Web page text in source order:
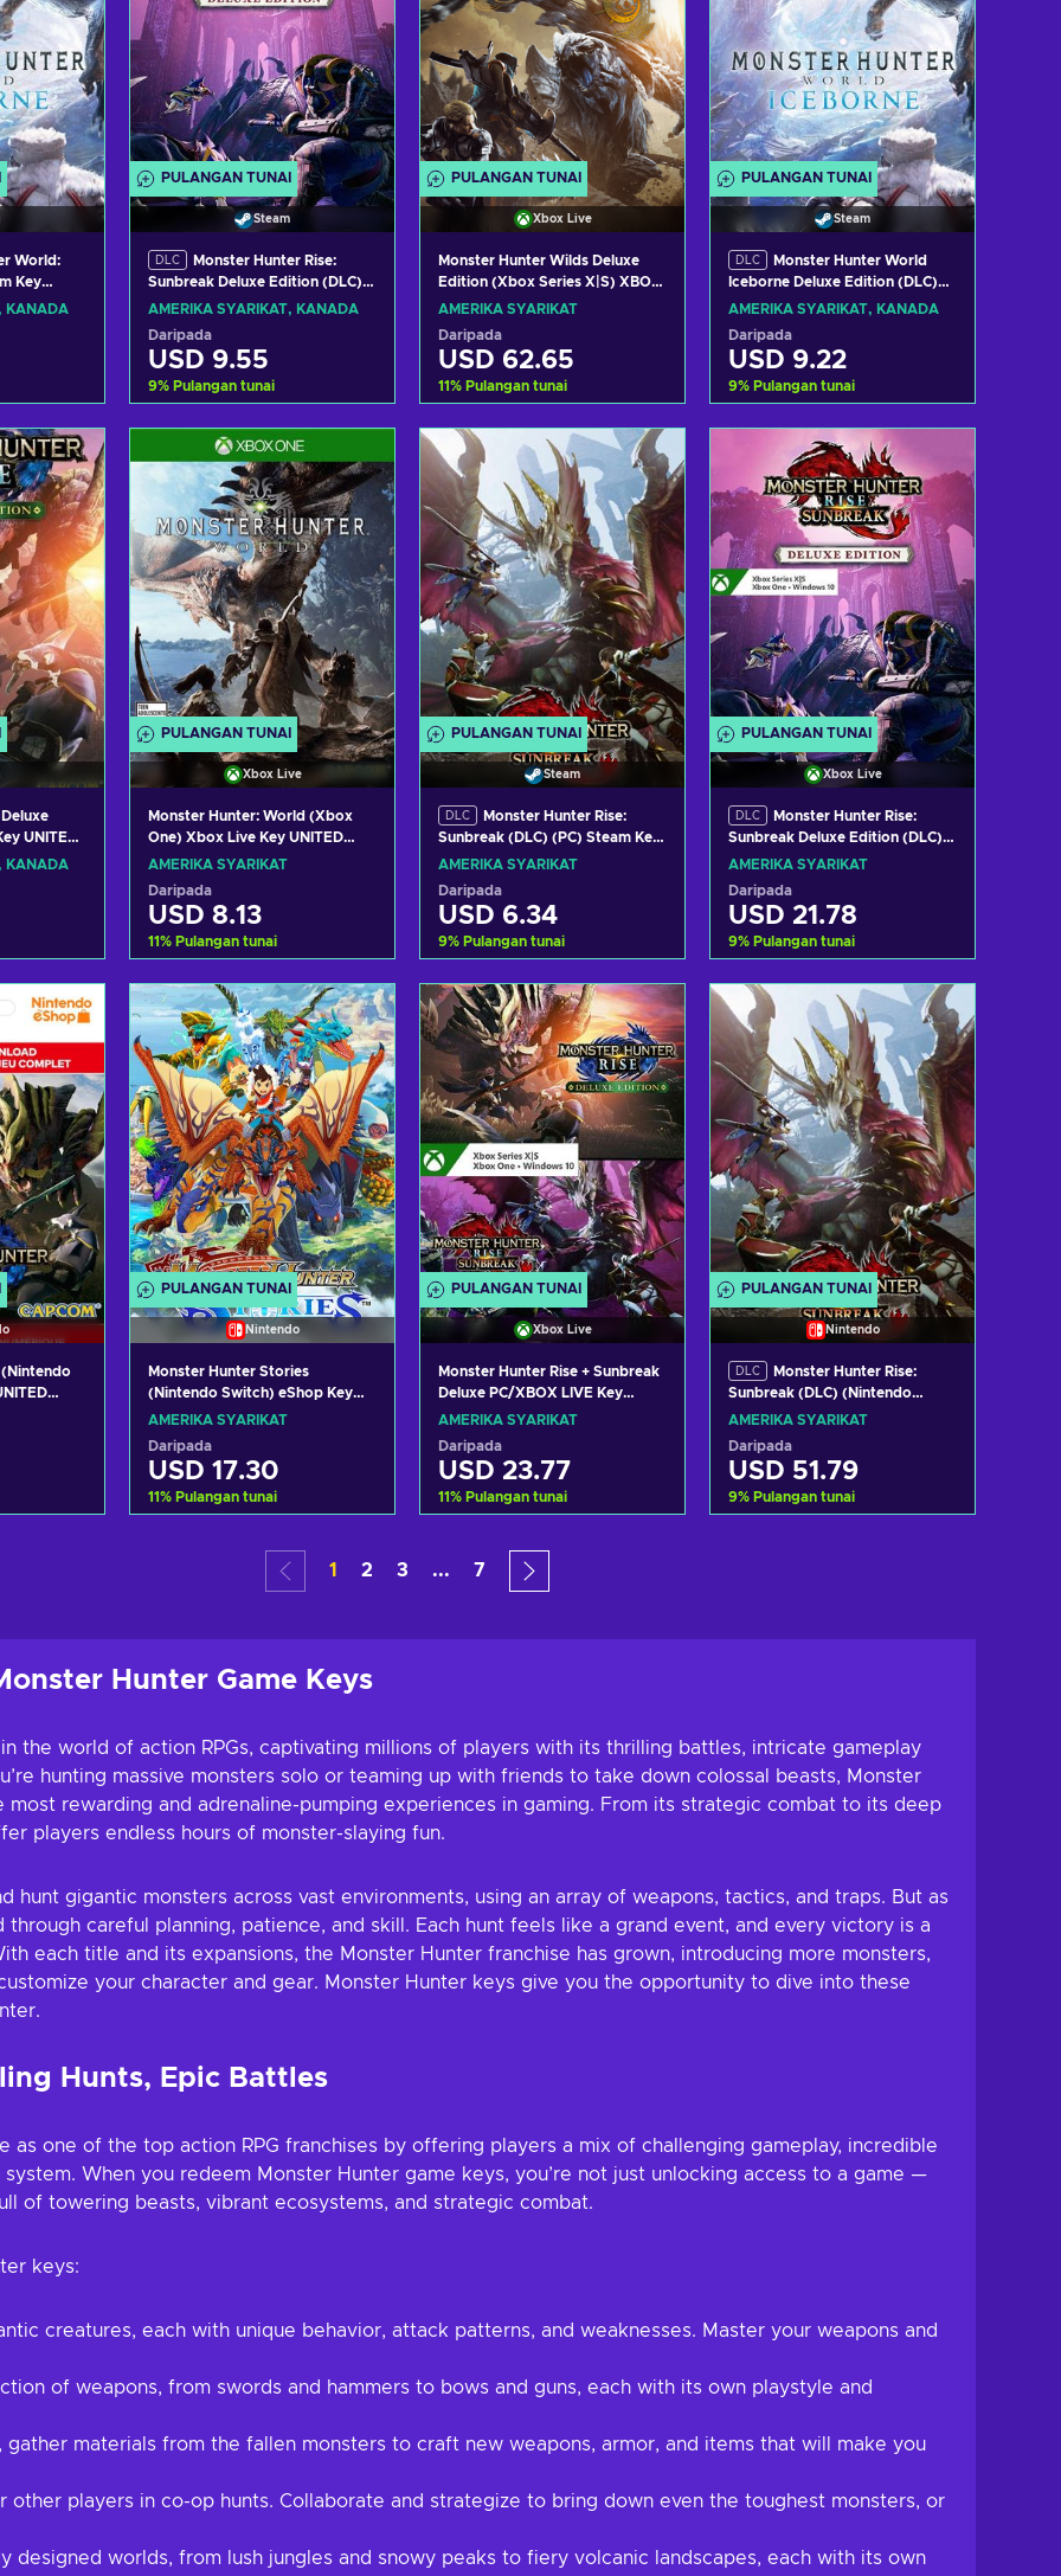
World:
Key
KANADA
troli
PULANGAN TUNAI
Steam
DLC
Monster Hunter Rise:
Sunbreak Deluxe Edition (DLC)
(PC) Steam Key UNITED
AMERIKA SYARIKAT, KANADA
Daripada
USD 9.55
9% Pulangan tunai
Tambah ke troli
Lihat tawaran
PULANGAN TUNAI
Xbox Live
Monster Hunter Wilds Deluxe
Edition (Xbox Series X|S) XBOX
LIVE Key UNITED STATES
AMERIKA SYARIKAT
Daripada
USD 62.65
11% Pulangan tunai
Tambah ke troli
Lihat tawaran
PULANGAN TUNAI
Steam
DLC
Monster Hunter World
Iceborne Deluxe Edition (DLC)
(PC) Steam Key UNITED
AMERIKA SYARIKAT, KANADA
Daripada
USD 9.22
9% Pulangan tunai
Tambah ke troli
Lihat tawaran
UNITED
KANADA
PULANGAN TUNAI
Xbox Live
Monster Hunter: World (Xbox
One) Xbox Live Key UNITED
STATES
AMERIKA SYARIKAT
Daripada
USD 8.13
11% Pulangan tunai
Tambah ke troli
Lihat tawaran
PULANGAN TUNAI
Steam
DLC
Monster Hunter Rise:
Sunbreak (DLC) (PC) Steam Key
UNITED STATES
AMERIKA SYARIKAT
Daripada
USD 6.34
9% Pulangan tunai
Tambah ke troli
Lihat tawaran
PULANGAN TUNAI
Xbox Live
DLC
Monster Hunter Rise:
Sunbreak Deluxe Edition (DLC)
PC/XBOX LIVE Key UNITED
AMERIKA SYARIKAT
Daripada
USD 21.78
9% Pulangan tunai
Tambah ke troli
Lihat tawaran
(Nintendo
PULANGAN TUNAI
Nintendo
Monster Hunter Stories
(Nintendo Switch) eShop Key
UNITED STATES
AMERIKA SYARIKAT
Daripada
USD 17.30
11% Pulangan tunai
Tambah ke troli
Lihat tawaran
PULANGAN TUNAI
Xbox Live
Monster Hunter Rise + Sunbreak
Deluxe PC/XBOX LIVE Key
UNITED STATES
AMERIKA SYARIKAT
Daripada
USD 23.77
11% Pulangan tunai
Tambah ke troli
Lihat tawaran
PULANGAN TUNAI
Nintendo
DLC
Monster Hunter Rise:
Sunbreak (DLC) (Nintendo
Switch) eShop Key UNITED
STATES
AMERIKA SYARIKAT
Daripada
USD 51.79
9% Pulangan tunai
1 2 3 ... 7
Hunter Game Keys
the world of action RPGs, captivating millions of players with its thrilling battles, intricate gameplay
hunting massive monsters solo or teaming up with friends to take down colossal beasts, Monster
rewarding and adrenaline-pumping experiences in gaming. From its strategic combat to its deep
players endless hours of monster-slaying fun.
hunt gigantic monsters across vast environments, using an array of weapons, tactics, and traps. But as
through careful planning, patience, and skill. Each hunt feels like a grand event, and every victory is a
each title and its expansions, the Monster Hunter franchise has grown, introducing more monsters,
your character and gear. Monster Hunter keys give you the opportunity to dive into these
Hunts, Epic Battles
as one of the top action RPG franchises by offering players a mix of challenging gameplay, incredible
When you redeem Monster Hunter game keys, you’re not just unlocking access to a game —
of towering beasts, vibrant ecosystems, and strategic combat.
keys:
creatures, each with unique behavior, attack patterns, and weaknesses. Master your weapons and
of weapons, from swords and hammers to bows and guns, each with its own playstyle and
gather materials from the fallen monsters to craft new weapons, armor, and items that will make you
other players in co-op hunts. Collaborate and strategize to bring down even the toughest monsters, or
designed worlds, from lush jungles and snowy peaks to fiery volcanic landscapes, each with its own